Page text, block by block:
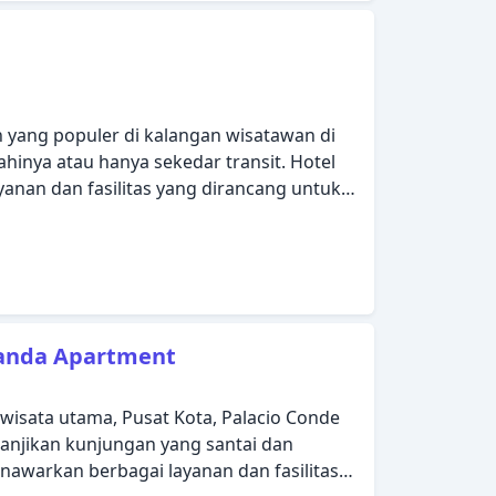
membuat TRYP Madrid Cibeles
sebagai tempat menginap Anda
yang populer di kalangan wisatawan di
atau hanya sekedar transit. Hotel
dan fasilitas yang dirancang untuk
kemudahan kepada para tamu.
khusus, Wi-fi di tempat
bandara, kamar untuk keluarga
Kamar dirancang untuk
optimal dengan dekorasi dan
layar datar, linen, akses internet -
kamar bebas asap rokok. Nikmati
pusat kebugaran, sebelum masuk
nyaman. Hotel Regente adalah
menjelajahi Madrid atau untuk sekadar
diri.
Apartment
utama, Pusat Kota, Palacio Conde
kunjungan yang santai dan
berbagai layanan dan fasilitas